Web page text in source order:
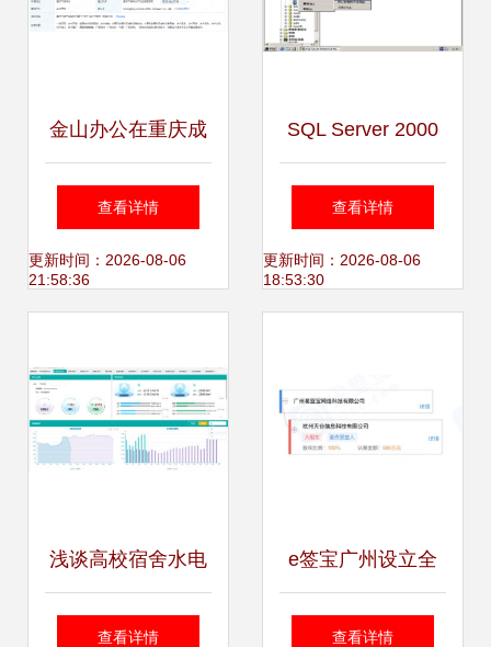
金山办公在重庆成
立新公司，注册资
本1000万布局计算
领域
查看详情
更新时间：2026-08-06
21:58:36
SQL Server 2000
数据库核心操作与
对象详解 从创建到
查看详情
更新时间：2026-08-06
18:53:30
浅谈高校宿舍水电
管理及解决方案 基
查看详情
e签宝广州设立全
资子公司 深耕计算
查看详情